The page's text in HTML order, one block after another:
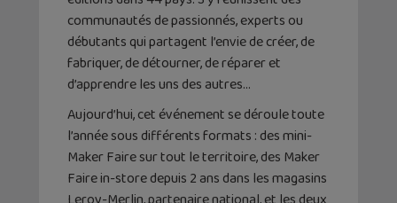
communautés de passionnés, experts ou
débutants qui partagent l’envie de créer, de
fabriquer, de détourner, de réparer et
d’apprendre les uns des autres…
Aujourd’hui, cet événement se déroule toute
l’année sous différents formats : des mini-
Maker Faire sur tout le territoire, des Maker
Faire in-store depuis 2 ans dans les magasins